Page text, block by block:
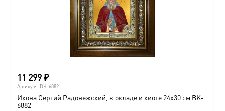
11 299₽
Артикул: BK-6882
Икона Сергий Радонежский, в окладе и киоте 24х30 см BK-
6882